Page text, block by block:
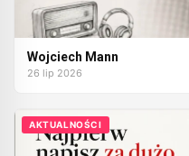
Wojciech Mann
26 lip 2026
AKTUALNOŚCI